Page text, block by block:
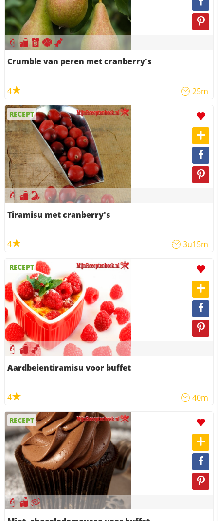
Crumble van peren met cranberry's
4 25m
RECEPT
Tiramisu met cranberry's
4 3u15m
RECEPT
Aardbeientiramisu voor buffet
4 40m
RECEPT